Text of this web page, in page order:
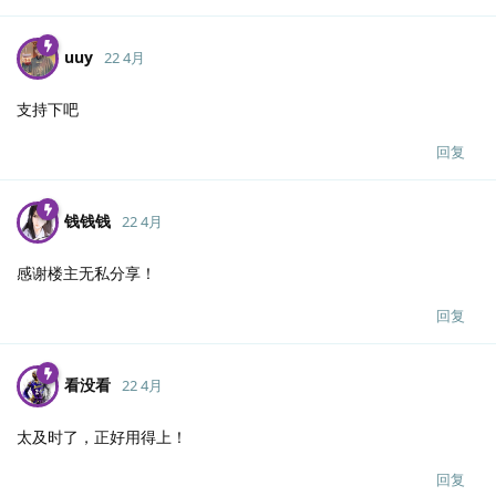
uuy 22 4月
支持下吧
回复
钱钱钱 22 4月
感谢楼主无私分享！
回复
看没看 22 4月
太及时了，正好用得上！
回复